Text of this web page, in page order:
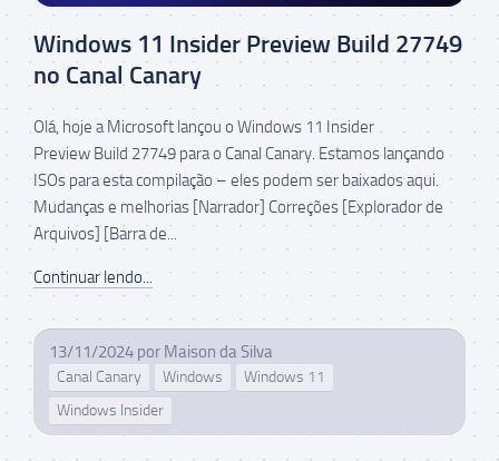
Windows 11 Insider Preview Build 27749
no Canal Canary
Olá, hoje a Microsoft lançou o Windows 11 Insider
Preview Build 27749 para o Canal Canary. Estamos lançando
ISOs para esta compilação – eles podem ser baixados aqui.
Mudanças e melhorias [Narrador] Correções [Explorador de
Arquivos] [Barra de...
Continuar lendo...
13/11/2024 por Maison da Silva
Canal Canary Windows
Windows 11
Windows Insider